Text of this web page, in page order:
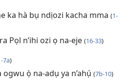
ka hà bụ ndịozi kacha mma (1-
Pọl n’ihi ozi ọ na-eje (16-33)
7a)
ọ̀ na-adụ ya n’ahụ́ (7b-10)